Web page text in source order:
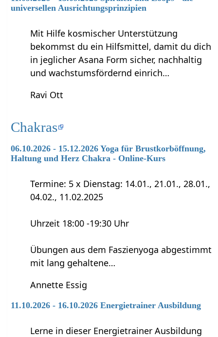
universellen Ausrichtungsprinzipien
Mit Hilfe kosmischer Unterstützung
bekommst du ein Hilfsmittel, damit du dich
in jeglicher Asana Form sicher, nachhaltig
und wachstumsfördernd einrich…
Ravi Ott
Chakras
06.10.2026 - 15.12.2026 Yoga für Brustkorböffnung,
Haltung und Herz Chakra - Online-Kurs
Termine: 5 x Dienstag: 14.01., 21.01., 28.01.,
04.02., 11.02.2025
Uhrzeit 18:00 -19:30 Uhr
Übungen aus dem Faszienyoga abgestimmt
mit lang gehaltene…
Annette Essig
11.10.2026 - 16.10.2026 Energietrainer Ausbildung
Lerne in dieser Energietrainer Ausbildung